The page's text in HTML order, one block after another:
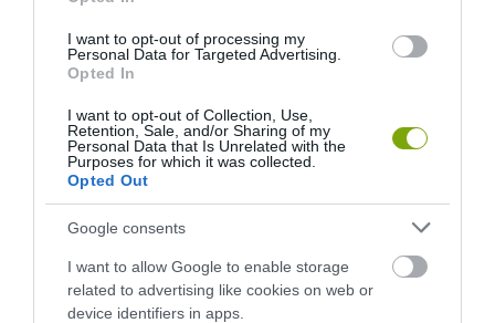
I want to opt-out of processing my
Personal Data for Targeted Advertising.
Opted In
I want to opt-out of Collection, Use,
Retention, Sale, and/or Sharing of my
Personal Data that Is Unrelated with the
Purposes for which it was collected.
Opted Out
Google consents
I want to allow Google to enable storage
related to advertising like cookies on web or
device identifiers in apps.